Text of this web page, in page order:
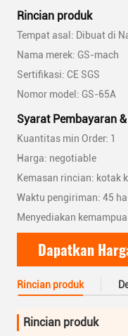
Rincian produk
Tempat asal: Dibuat di
Nama merek: GS-mach
Sertifikasi: CE SGS
Nomor model: GS-65A
Syarat Pembayaran
Kuantitas min Order: 1
Harga: negotiable
Kemasan rincian: kotak
Waktu pengiriman: 45
Menyediakan
Dapatkan
Rincian produk
Rincian produk